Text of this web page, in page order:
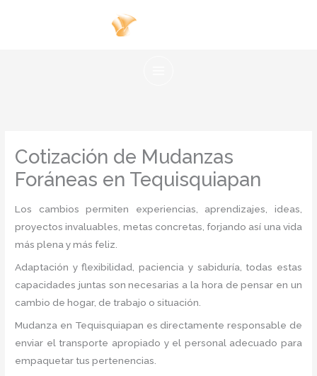
Cotización de Mudanzas
Foráneas en Tequisquiapan
Los cambios permiten experiencias, aprendizajes, ideas,
proyectos invaluables, metas concretas, forjando así una vida
más plena y más feliz.
Adaptación y flexibilidad, paciencia y sabiduría, todas estas
capacidades juntas son necesarias a la hora de pensar en un
cambio de hogar, de trabajo o situación.
Mudanza en Tequisquiapan es directamente responsable de
enviar el transporte apropiado y el personal adecuado para
empaquetar tus pertenencias.